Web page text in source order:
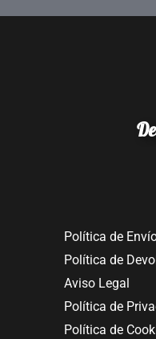
Política de
Política de
Aviso Legal
Política de
Política de